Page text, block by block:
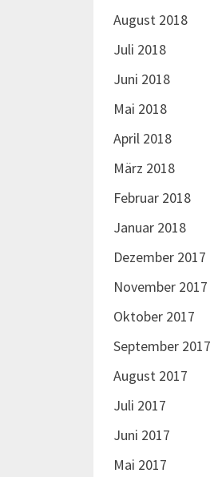
August 2018
Juli 2018
Juni 2018
Mai 2018
April 2018
März 2018
Februar 2018
Januar 2018
Dezember 2017
November 2017
Oktober 2017
September 2017
August 2017
Juli 2017
Juni 2017
Mai 2017